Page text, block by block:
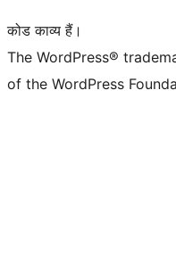
कोड काव्य हैं।
The WordPress®
of the WordPress